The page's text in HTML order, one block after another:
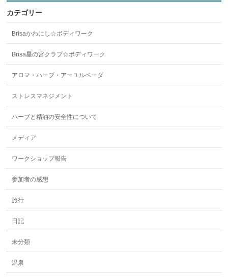
カテゴリー
Brisaかわにし☆ボディワーク
Brisa星の宮クラブ☆ボディワーク
アロマ・ハーブ・アーユルベーダ
ストレスマネジメント
ハーブと精油の安全性について
メディア
ワークショップ報告
参加者の感想
旅行
日記
未分類
温泉